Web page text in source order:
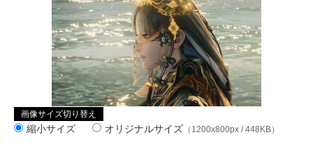
画像サイズ切り替え
縮小サイズ オリジナルサイズ （1200x800px / 448KB）